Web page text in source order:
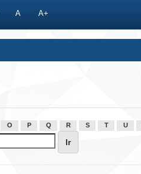
A A+
O P Q R S T U